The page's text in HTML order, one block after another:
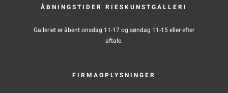
ÅBNINGSTIDER RIESKUNSTGALLERI
Galleriet er åbent onsdag 11-17 og søndag 11-15 eller efter
aftale.
FIRMAOPLYSNINGER